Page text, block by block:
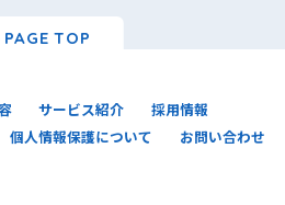
サービス紹介
採用情報
個人情報保護について お問い合わせ
PAGE TOP